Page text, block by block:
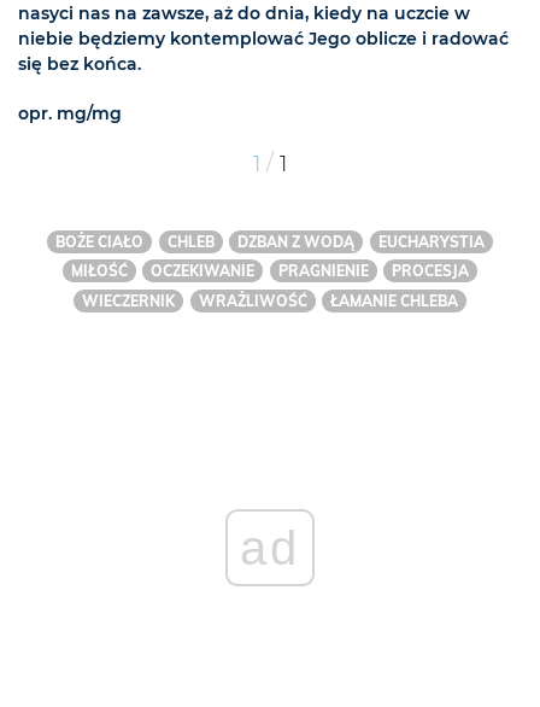
nasyci nas na zawsze, aż do dnia, kiedy na uczcie w
niebie będziemy kontemplować Jego oblicze i radować
się bez końca.
opr. mg/mg
1 / 1
BOŻE CIAŁO CHLEB DZBAN Z WODĄ
EUCHARYSTIA
MIŁOŚĆ
OCZEKIWANIE PRAGNIENIE
PROCESJA
WIECZERNIK
WRAŻLIWOŚĆ ŁAMANIE CHLEBA
ad